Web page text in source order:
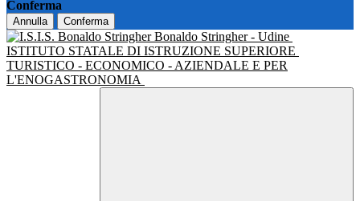
Conferma
Annulla Conferma
Bonaldo Stringher - Udine
ISTITUTO STATALE DI ISTRUZIONE SUPERIORE
TURISTICO - ECONOMICO - AZIENDALE E PER
L'ENOGASTRONOMIA